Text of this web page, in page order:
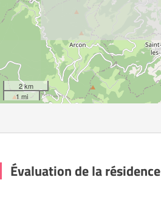
2 km
1 mi
Évaluation de la résidence